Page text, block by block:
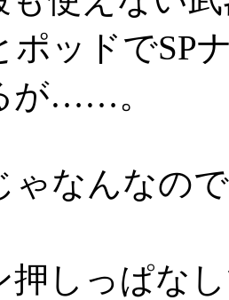
ポッドでSP
が……。
ゃなんなの
押しっぱな